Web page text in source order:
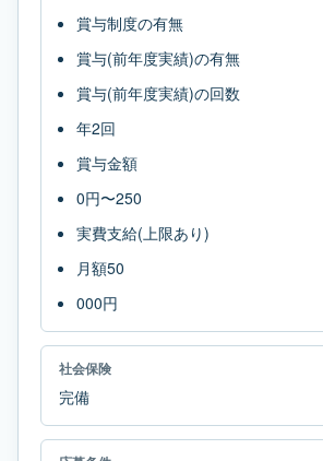
賞与制度の有無
賞与(前年度実績)の有無
賞与(前年度実績)の回数
年2回
賞与金額
0円〜250
実費支給(上限あり)
月額50
000円
社会保険
完備